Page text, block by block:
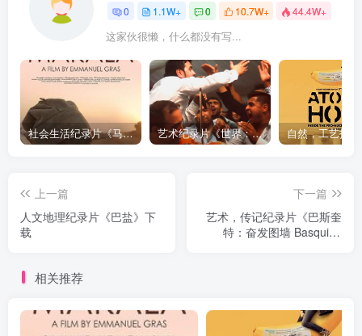
0 1.1W+ 0 10.7W+ 44.4W+
这家伙很懒，什么都没有写...
社会生活纪录片《马加拉 Makala》下载 艺术纪录片《世界：新吉普赛之王 This World: The New Gypsy Kings》下载
上一篇
人文地理纪录片《巴盐》下
载
下一篇
艺术，传记纪录片《巴斯奎
特：奋发图墙 Basquiat:
相关推荐